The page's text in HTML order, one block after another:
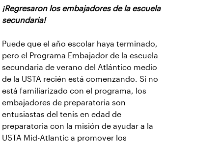
¡Regresaron los embajadores de la escuela
secundaria!
Puede que el año escolar haya terminado,
pero el Programa Embajador de la escuela
secundaria de verano del Atlántico medio
de la USTA recién está comenzando. Si no
está familiarizado con el programa, los
embajadores de preparatoria son
entusiastas del tenis en edad de
preparatoria con la misión de ayudar a la
USTA Mid-Atlantic a promover los